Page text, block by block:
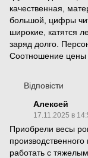
качественная,
большой, цифры
широкие, катятся
заряд долго.
Соотношение цены
Відповісти
Алексей
17.11.2025 в
Приобрели весы
работать с